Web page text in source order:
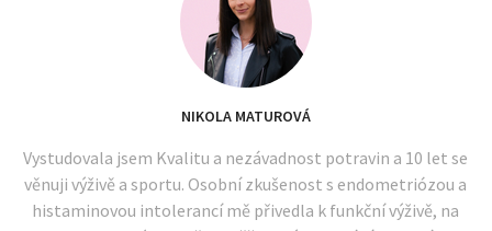
NIKOLA MATUROVÁ
Vystudovala jsem Kvalitu a nezávadnost potravin a 10 let se
věnuji výživě a sportu. Osobní zkušenost s endometriózou a
histaminovou intolerancí mě přivedla k funkční výživě, na